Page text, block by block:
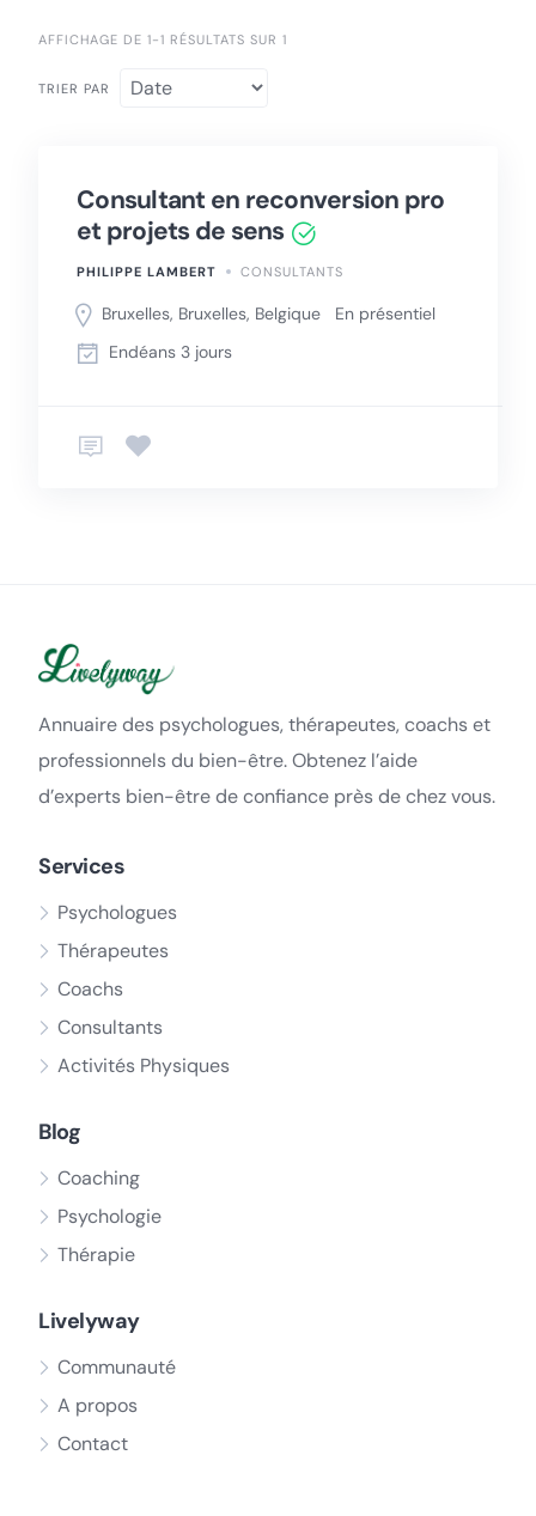
AFFICHAGE DE 1-1 RÉSULTATS SUR 1
TRIER PAR
Consultant en reconversion pro
et projets de sens
PHILIPPE LAMBERT CONSULTANTS
Bruxelles, Bruxelles, Belgique
En présentiel
Endéans 3 jours
Annuaire des psychologues, thérapeutes, coachs et
professionnels du bien-être. Obtenez l’aide
d’experts bien-être de confiance près de chez vous.
Services
Psychologues
Thérapeutes
Coachs
Consultants
Activités Physiques
Blog
Coaching
Psychologie
Thérapie
Livelyway
Communauté
A propos
Contact